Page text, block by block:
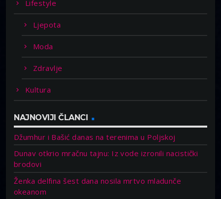
Lifestyle
Ljepota
Moda
Zdravlje
Kultura
NAJNOVIJI ČLANCI
Džumhur i Bašić danas na terenima u Poljskoj
Dunav otkrio mračnu tajnu: Iz vode izronili nacistički
brodovi
Ženka delfina šest dana nosila mrtvo mladunče
okeanom